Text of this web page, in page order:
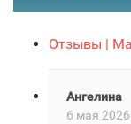
Отзывы |
Ангелина
6 мая 2026